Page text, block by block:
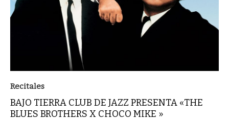
Recitales
BAJO TIERRA CLUB DE JAZZ PRESENTA «THE
BLUES BROTHERS X CHOCO MIKE »